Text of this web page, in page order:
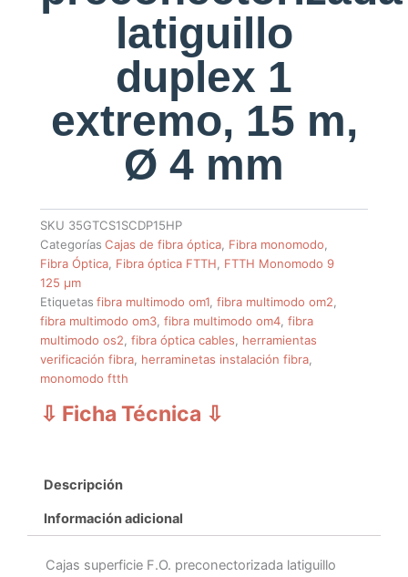
latiguillo
duplex 1
extremo, 15 m,
Ø 4 mm
SKU 35GTCS1SCDP15HP
Categorías Cajas de fibra óptica Fibra monomodo
Fibra Óptica Fibra óptica FTTH
FTTH Monomodo 9
125 µm
Etiquetas fibra multimodo om1 ,fibra multimodo om2
fibra multimodo om3 ,fibra multimodo om4 ,fibra
multimodo os2 ,fibra óptica cables
herramientas
verificación fibra herraminetas instalación fibra
monomodo ftth
⇩ Ficha Técnica ⇩
Descripción
Información adicional
Cajas superficie F.O. preconectorizada latiguillo